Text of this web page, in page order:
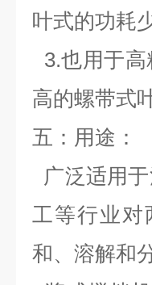
叶式的功耗
3.也用于
高的螺带式
五：用途 ：
广泛适用
工等行业对
和、溶解和